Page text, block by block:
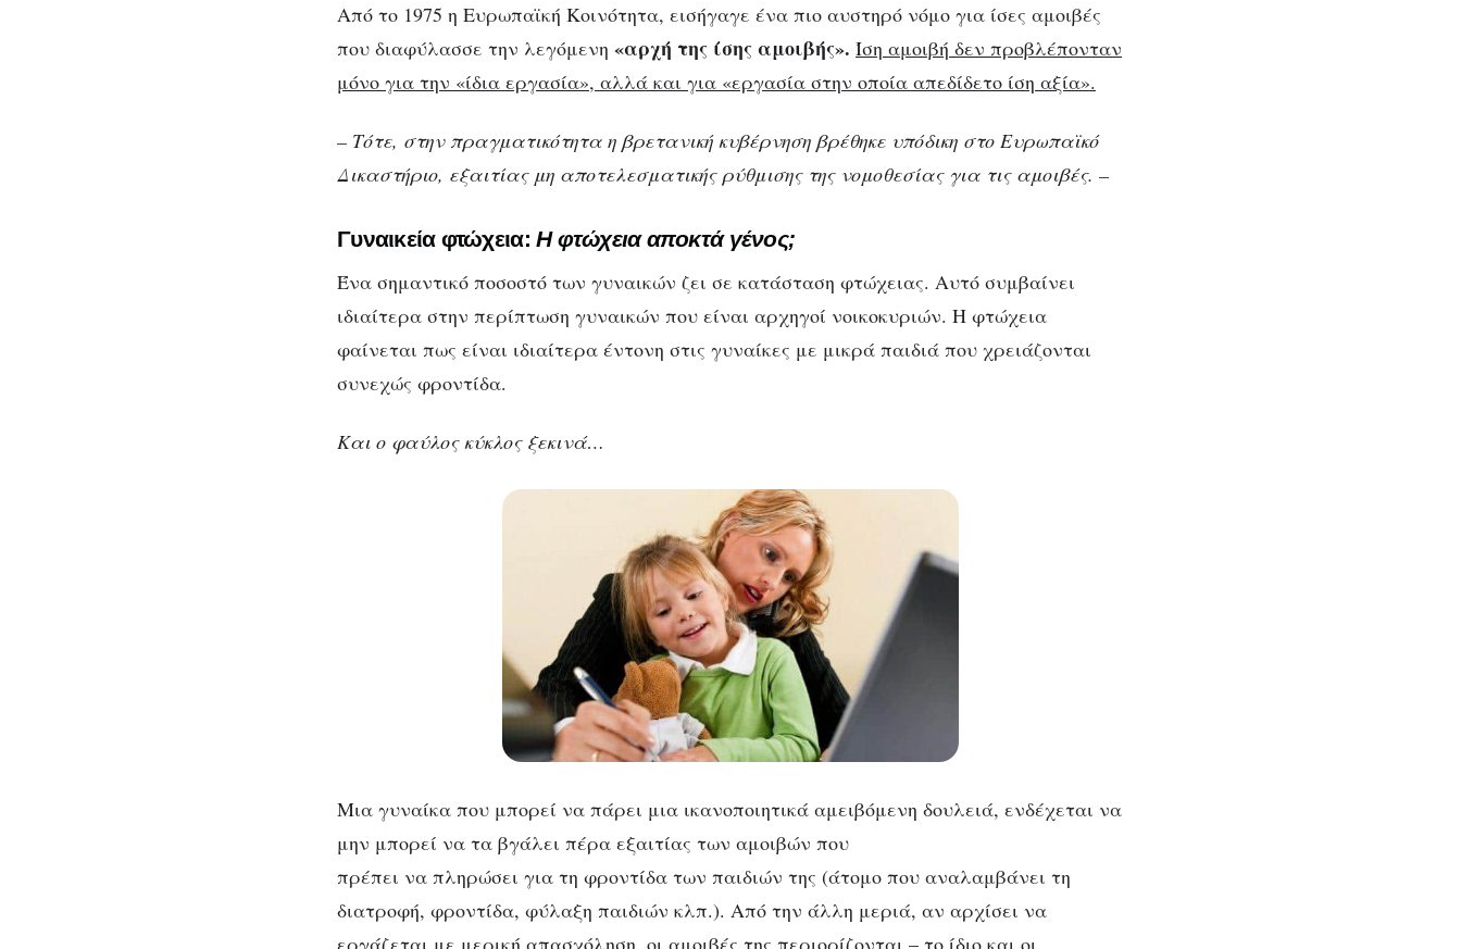
Από το 1975 η Ευρωπαϊκή Κοινότητα, εισήγαγε ένα πιο αυστηρό νόμο για ίσες αμοιβές
που διαφύλασσε την λεγόμενη «αρχή της ίσης αμοιβής». Ίση αμοιβή δεν προβλέπονταν
μόνο για την «ίδια εργασία», αλλά και για «εργασία στην οποία απεδίδετο ίση αξία».
– Τότε, στην πραγματικότητα η βρετανική κυβέρνηση βρέθηκε υπόδικη στο Ευρωπαϊκό
Δικαστήριο, εξαιτίας μη αποτελεσματικής ρύθμισης της νομοθεσίας για τις αμοιβές. –
Γυναικεία φτώχεια:Η φτώχεια αποκτά γένος;
Ένα σημαντικό ποσοστό των γυναικών ζει σε κατάσταση φτώχειας. Αυτό συμβαίνει
ιδιαίτερα στην περίπτωση γυναικών που είναι αρχηγοί νοικοκυριών. Η φτώχεια
φαίνεται πως είναι ιδιαίτερα έντονη στις γυναίκες με μικρά παιδιά που χρειάζονται
συνεχώς φροντίδα.
Και ο φαύλος κύκλος ξεκινά…
Μια γυναίκα που μπορεί να πάρει μια ικανοποιητικά αμειβόμενη δουλειά, ενδέχεται να
μην μπορεί να τα βγάλει πέρα εξαιτίας των αμοιβών που
πρέπει να πληρώσει για τη φροντίδα των παιδιών της (άτομο που αναλαμβάνει τη
διατροφή, φροντίδα, φύλαξη παιδιών κλπ.). Από την άλλη μεριά, αν αρχίσει να